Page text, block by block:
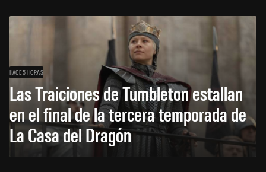
HACE 5 HORAS
Las Traiciones de Tumbleton estallan
en el final de la tercera temporada de
La Casa del Dragón